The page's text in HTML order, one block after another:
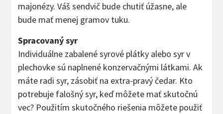
majonézy. Váš sendvič bude chutiť úžasne, ale
bude mať menej gramov tuku.
Spracovaný syr
Individuálne zabalené syrové plátky alebo syr v
plechovke sú naplnené konzervačnými látkami. Ak
máte radi syr, zásobiť na extra-pravý čedar. Kto
potrebuje falošný syr, keď môžete mať skutočnú
vec? Použitím skutočného riešenia môžete použiť